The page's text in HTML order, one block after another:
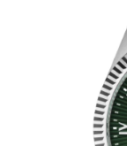
VŠE O